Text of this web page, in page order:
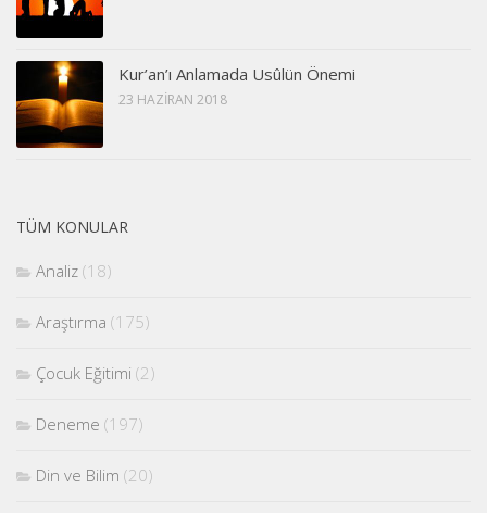
Kur’an’ı Anlamada Usûlün Önemi
23 HAZIRAN 2018
TÜM KONULAR
Analiz (18)
Araştırma (175)
Çocuk Eğitimi (2)
Deneme (197)
Din ve Bilim (20)